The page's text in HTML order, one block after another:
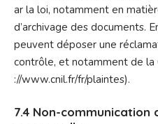
ar la loi, notamment en
d’archivage des documents.
peuvent déposer une
contrôle, et notamment de la
://www.cnil.fr/fr/plaintes).
7.4 Non-communication